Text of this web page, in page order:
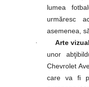
lumea
urmăresc
asemenea,
· Arte
unor
Chevrolet
care va fi